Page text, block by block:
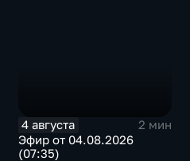
4 августа
2 мин
Эфир от 04.08.2026
(07:35)